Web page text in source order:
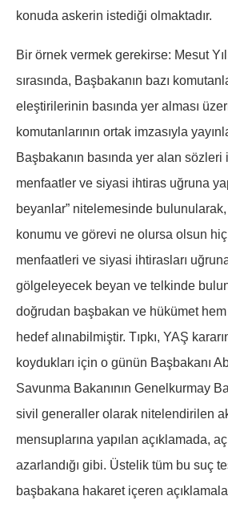
konuda askerin istediği olmaktadır.
Bir örnek vermek gerekirse: Mesut
sırasında, Başbakanın bazı
eleştirilerinin basında yer alması
komutanlarının ortak imzasıyla
Başbakanın basında yer alan sözleri
menfaatler ve siyasi ihtiras uğruna
beyanlar” nitelemesinde bulunularak,
konumu ve görevi ne olursa olsun
menfaatleri ve siyasi ihtirasları uğruna
gölgeleyecek beyan ve telkinde
doğrudan başbakan ve hükümet
hedef alınabilmiştir. Tıpkı, YAŞ
koydukları için o günün Başbakanı
Savunma Bakanının Genelkurmay
sivil generaller olarak nitelendirilen
mensuplarına yapılan açıklamada,
azarlandığı gibi. Üstelik tüm bu suç
başbakana hakaret içeren